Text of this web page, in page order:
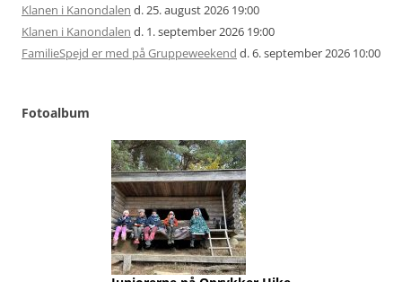
Klanen i Kanondalen d. 25. august 2026 19:00
Klanen i Kanondalen d. 1. september 2026 19:00
FamilieSpejd er med på Gruppeweekend d. 6. september 2026 10:00
Fotoalbum